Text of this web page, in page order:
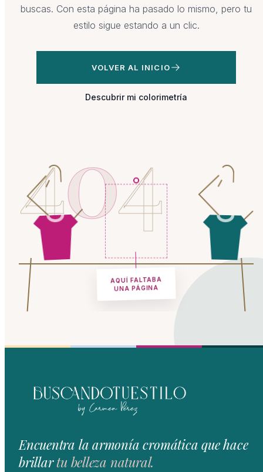
buscas. Con esta página ha pasado lo mismo, pero tu
estilo sigue estando a un clic.
VOLVER AL INICIO
Descubrir mi colorimetría
404
AQUÍ FALTABA
UNA PÁGINA
Encuentra la armonía cromática que hace
brillartu belleza natural.